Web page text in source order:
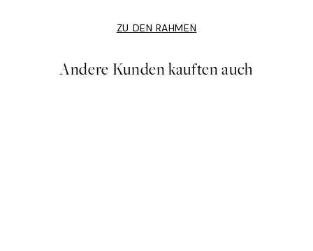
ZU DEN RAHMEN
Andere Kunden kauften auch